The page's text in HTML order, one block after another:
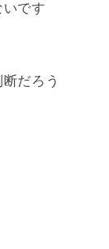
です
だろう